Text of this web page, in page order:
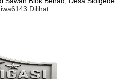
6143 Dilihat